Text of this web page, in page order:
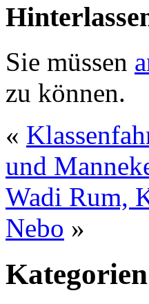
Sie müssen
zu können.
«
und
Wadi Rum,
Nebo »
Kategorien